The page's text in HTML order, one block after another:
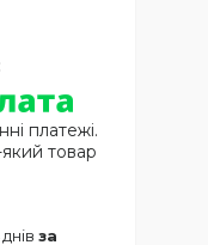
платежі.
товар
за